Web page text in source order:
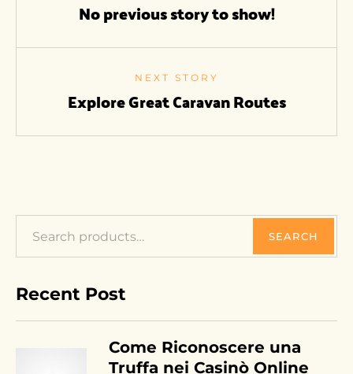
No previous story to show!
NEXT STORY
Explore Great Caravan Routes
SEARCH
Recent Post
Come Riconoscere una
Truffa nei Casinò Online